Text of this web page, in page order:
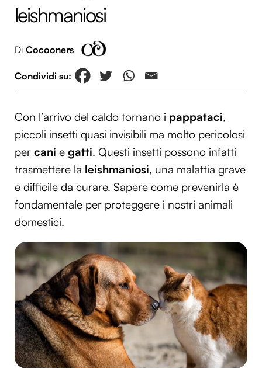
leishmaniosi
Di Cocooners
Con l’arrivo del caldo tornano i pappataci,
piccoli insetti quasi invisibili ma molto pericolosi
per cani e gatti. Questi insetti possono infatti
trasmettere la leishmaniosi, una malattia grave
e difficile da curare. Sapere come prevenirla è
fondamentale per proteggere i nostri animali
domestici.